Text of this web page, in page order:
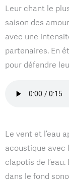
Leur chant le
saison des
avec une
partenaires. En
pour défendre
Le vent et l’eau
acoustique avec
clapotis de
dans le fond